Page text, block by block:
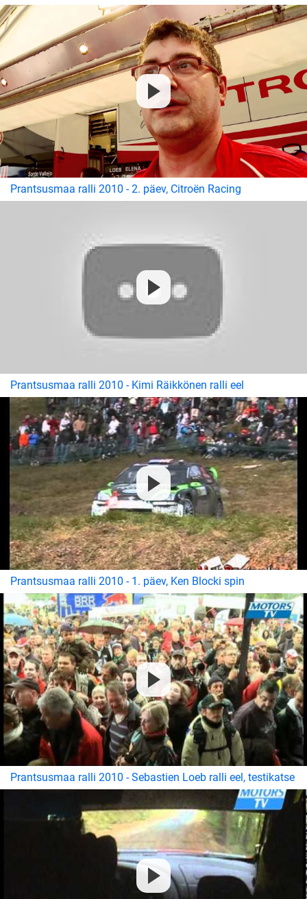
Prantsusmaa ralli 2010 - 2. päev, Citroën Racing
Prantsusmaa ralli 2010 - Kimi Räikkönen ralli eel
Prantsusmaa ralli 2010 - 1. päev, Ken Blocki spin
Prantsusmaa ralli 2010 - Sebastien Loeb ralli eel, testikatse